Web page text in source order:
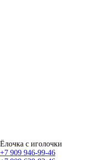
Ёлочка с иголочки
+7 909 946-99-46